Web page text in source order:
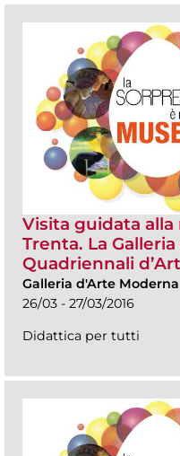
Visita guidata
Trenta. La
Quadriennali
Galleria d'Arte Moderna
26/03 - 27/03/2016
Didattica per tutti